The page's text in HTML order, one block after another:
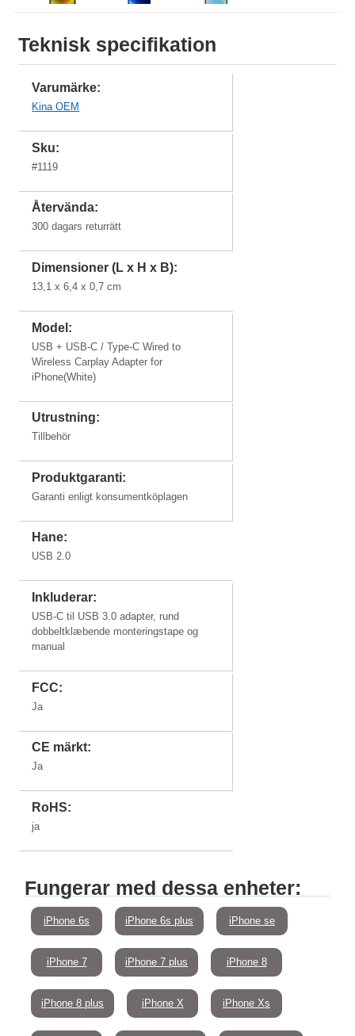
iPhone 7
Plus
Max
Pro
iPhone 13
2022
iPhone 13
6,1"
iPhone 13
Pro 6,1"
iPhone 13
Pro Max 6,7"
Teknisk specifikation
Varumärke:
Kina OEM
Sku:
#1119
Återvända:
300 dagars returrätt
Dimensioner (L x H x B):
13,1 x 6,4 x 0,7 cm
Model:
USB + USB-C / Type-C Wired to
Wireless Carplay Adapter for
iPhone(White)
Utrustning:
Tillbehör
Produktgaranti:
Garanti enligt konsumentköplagen
Hane:
USB 2.0
Inkluderar:
USB-C til USB 3.0 adapter, rund
dobbeltklæbende monteringstape og
manual
FCC:
Ja
CE märkt:
Ja
RoHS:
ja
Fungerar med dessa enheter:
iPhone 6s iPhone 6s plus iPhone se
iPhone 7 iPhone 7 plus iPhone 8
iPhone 8 plus iPhone X iPhone Xs